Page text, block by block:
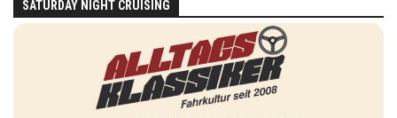
SATURDAY NIGHT CRUISING